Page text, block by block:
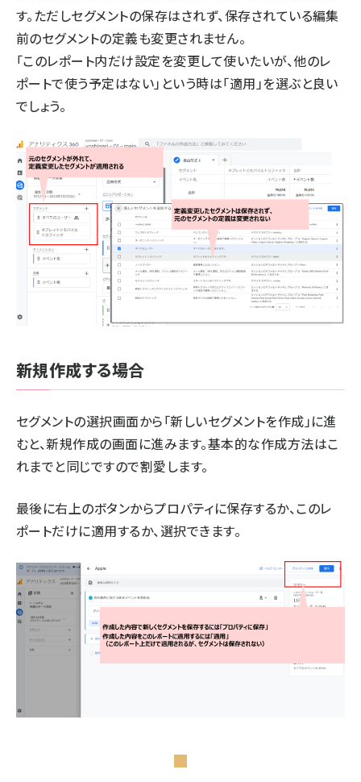
す。ただしセグメントの保存はされず、保存されている編集
前のセグメントの定義も変更されません。
「このレポート内だけ設定を変更して使いたいが、他のレ
ポートで使う予定はない」という時は「適用」を選ぶと良い
でしょう。
新規作成する場合
セグメントの選択画面から「新しいセグメントを作成」に進
むと、新規作成の画面に進みます。基本的な作成方法はこ
れまでと同じですので割愛します。
最後に右上のボタンからプロパティに保存するか、このレ
ポートだけに適用するか、選択できます。